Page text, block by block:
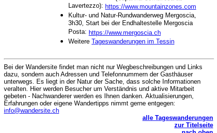
Lavertezzo): https://www.mountainzones.com
Kultur- und Natur-Rundwanderweg Mergoscia,
3h30, Start bei der Endhaltestelle Mergoscia
Posta: https://www.mergoscia.ch
Weitere Tageswanderungen im Tessin
Bei der Wandersite findet man nicht nur Wegbeschreibungen und Links
dazu, sondern auch Adressen und Telefonnummern der Gasthäuser
unterwegs. Es liegt in der Natur der Sache, dass solche Informationen
veralten. Hier werden Besucher um Verständnis und aktive Mitarbeit
gebeten - Nachwanderer werden es Ihnen danken. Aktualisierungen,
Erfahrungen oder eigene Wandertipps nimmt gerne entgegen:
info@wandersite.ch
alle Tageswanderungen
zur Titelseite